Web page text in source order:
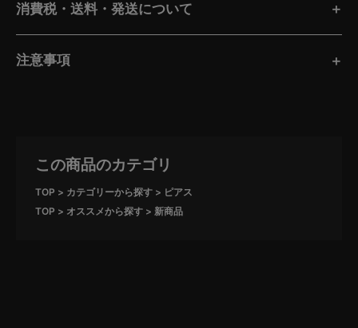
消費税・送料・発送について
注意事項
この商品のカテゴリ
TOP カテゴリーから探す
ピアス
TOP
オススメから探す 新商品